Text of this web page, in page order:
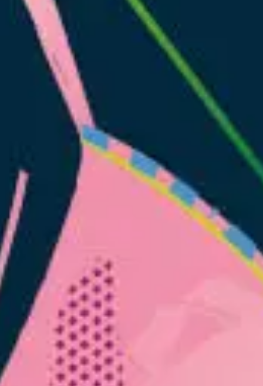
ENTRE AMIS
POUR LE SPORT
POUR LE SPORT
POUR FAIRE LA FÊTE
POUR FAIRE LA FÊTE
EN COUPLE
EVÉNEMENTS D'ENTREPRISE
EVÉNEMENTS D'ENTREPRISE
TOUTES NOS EXPERIENCES
Accès rapide
INFORMATIONS PRATIQUES
RESTAURATION
BTOB – ENTREPRISES
DRESS CODE